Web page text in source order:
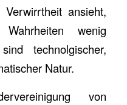
ansieht,
wenig
technolgischer,
Natur.
von